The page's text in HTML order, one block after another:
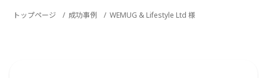
トップページ 成功事例 WEMUG & Lifestyle Ltd 様